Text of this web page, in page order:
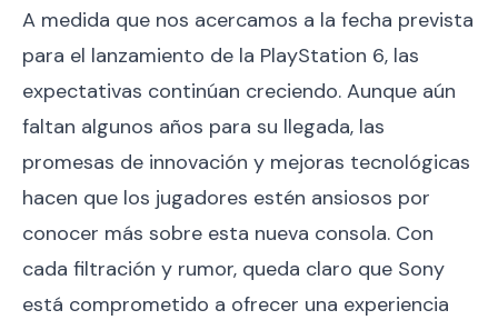
A medida que nos acercamos a la fecha prevista
para el lanzamiento de la PlayStation 6, las
expectativas continúan creciendo. Aunque aún
faltan algunos años para su llegada, las
promesas de innovación y mejoras tecnológicas
hacen que los jugadores estén ansiosos por
conocer más sobre esta nueva consola. Con
cada filtración y rumor, queda claro que Sony
está comprometido a ofrecer una experiencia